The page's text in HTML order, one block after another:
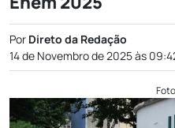
Por Direto da Redação
14 de Novembro de 2025 às